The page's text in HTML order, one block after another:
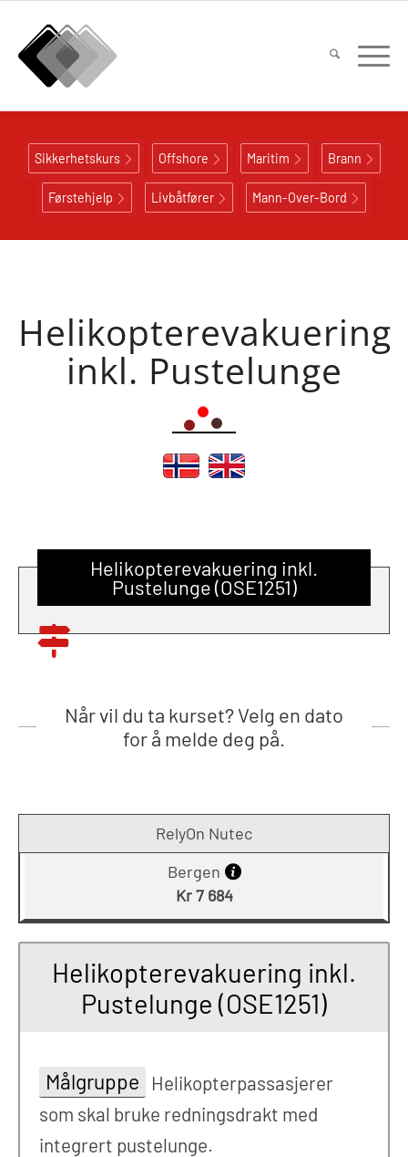
Sikkerhetskurs Offshore Maritim Brann
Førstehjelp Livbåtfører Mann-Over-Bord
Helikopterevakuering
inkl. Pustelunge
Helikopterevakuering inkl.
Pustelunge (OSE1251)
Når vil du ta kurset? Velg en dato
for å melde deg på.
RelyOn Nutec
Bergen
Kr 7 684
Helikopterevakuering inkl.
Pustelunge (OSE1251)
Målgruppe
Helikopterpassasjerer
som skal bruke redningsdrakt med
integrert pustelunge.